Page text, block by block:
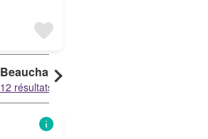
Beauchamp
12 résultats